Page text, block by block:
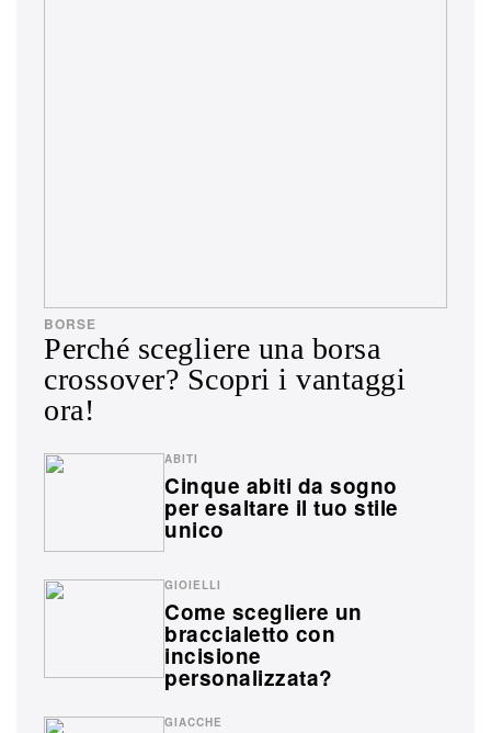
Perché scegliere una borsa
crossover? Scopri i vantaggi
ora!
BORSE
Cinque abiti da sogno
per esaltare il tuo stile
unico
ABITI
Come scegliere un
braccialetto con
incisione
personalizzata?
GIOIELLI
GIACCHE